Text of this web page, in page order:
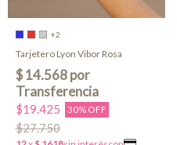
+2
Tarjetero Lyon Vibor Rosa
$19.425 30% OFF
$27.750